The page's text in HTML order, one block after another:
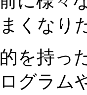
を持っ
グラム